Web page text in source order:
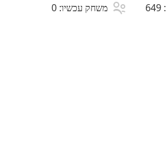
משחק עכשיו:0